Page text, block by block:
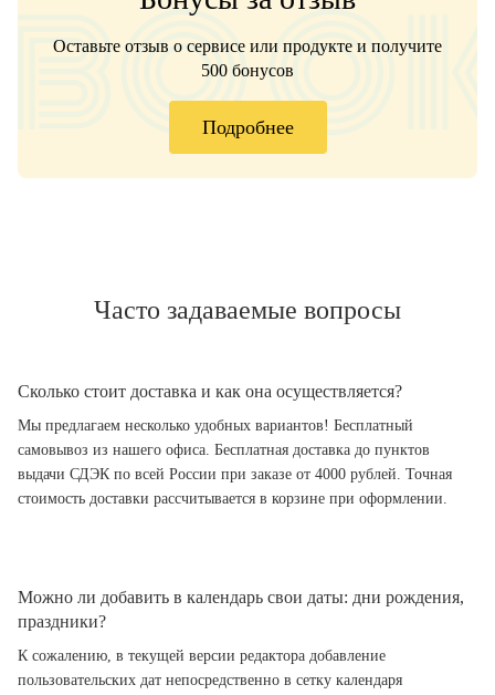
Оставьте отзыв о сервисе или продукте и получите
500 бонусов
Подробнее
Часто задаваемые вопросы
Сколько стоит доставка и как она осуществляется?
Мы предлагаем несколько удобных вариантов! Бесплатный
самовывоз из нашего офиса. Бесплатная доставка до пунктов
выдачи СДЭК по всей России при заказе от 4000 рублей. Точная
стоимость доставки рассчитывается в корзине при оформлении.
Можно ли добавить в календарь свои даты: дни рождения,
праздники?
К сожалению, в текущей версии редактора добавление
пользовательских дат непосредственно в сетку календаря